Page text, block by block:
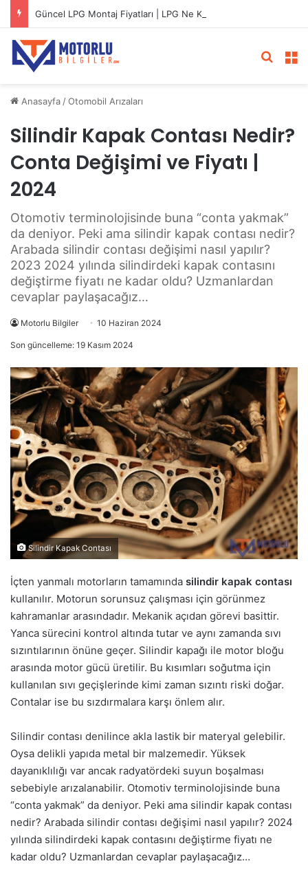
Güncel LPG Montaj Fiyatları | LPG Ne Kadara Takılır?
Anasayfa /Otomobil Arızaları
Silindir Kapak Contası Nedir?
Conta Değişimi ve Fiyatı |
2024
Otomotiv terminolojisinde buna “conta yakmak”
da deniyor. Peki ama silindir kapak contası nedir?
Arabada silindir contası değişimi nasıl yapılır?
2023 2024 yılında silindirdeki kapak contasını
değiştirme fiyatı ne kadar oldu? Uzmanlardan
cevaplar paylaşacağız…
Motorlu Bilgiler 10 Haziran 2024
Son güncelleme: 19 Kasım 2024
Silindir Kapak Contası
İçten yanmalı motorların tamamında silindir kapak contası
kullanılır. Motorun sorunsuz çalışması için görünmez
kahramanlar arasındadır. Mekanik açıdan görevi basittir.
Yanca sürecini kontrol altında tutar ve aynı zamanda sıvı
sızıntılarının önüne geçer. Silindir kapağı ile motor bloğu
arasında motor gücü üretilir. Bu kısımları soğutma için
kullanılan sıvı geçişlerinde kimi zaman sızıntı riski doğar.
Contalar ise bu sızdırmalara karşı önlem alır.
Silindir contası denilince akla lastik bir materyal gelebilir.
Oysa delikli yapıda metal bir malzemedir. Yüksek
dayanıklılığı var ancak radyatördeki suyun boşalması
sebebiyle arızalanabilir. Otomotiv terminolojisinde buna
“conta yakmak” da deniyor. Peki ama silindir kapak contası
nedir? Arabada silindir contası değişimi nasıl yapılır? 2024
yılında silindirdeki kapak contasını değiştirme fiyatı ne
kadar oldu? Uzmanlardan cevaplar paylaşacağız…